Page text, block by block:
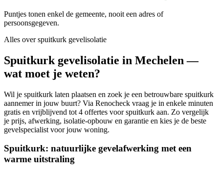
Puntjes tonen enkel de gemeente, nooit een adres of
persoonsgegeven.
Alles overspuitkurk gevelisolatie
Spuitkurk gevelisolatie in Mechelen —
wat moet je weten?
Wil je spuitkurk laten plaatsen en zoek je een betrouwbare spuitkurk
aannemer in jouw buurt? Via Renocheck vraag je in enkele minuten
gratis en vrijblijvend tot 4 offertes voor spuitkurk aan. Zo vergelijk
je prijs, afwerking, isolatie-opbouw en garantie en kies je de beste
gevelspecialist voor jouw woning.
Spuitkurk: natuurlijke gevelafwerking met een
warme uitstraling